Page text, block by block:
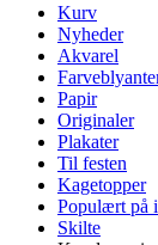
Kurv
Nyheder
Akvarel
Papir
Originaler
Plakater
Til festen
Kagetopper
Populært på
Skilte